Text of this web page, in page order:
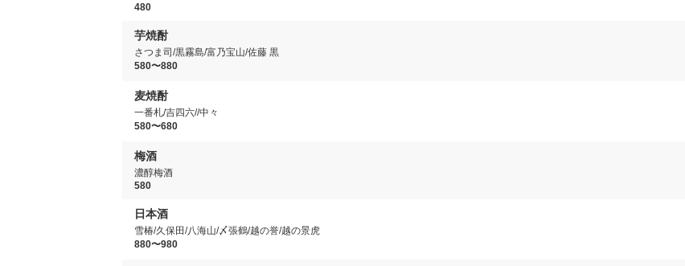
480
芋焼酎
さつま司/黒霧島/富乃宝山/佐藤 黒
580〜880
麦焼酎
一番札/吉四六//中々
580〜680
梅酒
濃醇梅酒
580
日本酒
雪椿/久保田/八海山/〆張鶴/越の誉/越の景虎
880〜980